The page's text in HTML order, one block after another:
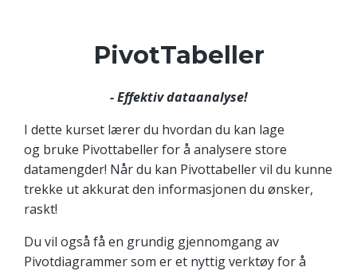
PivotTabeller
- Effektiv dataanalyse!
I dette kurset lærer du hvordan du kan lage
og bruke Pivottabeller for å analysere store
datamengder! Når du kan Pivottabeller vil du kunne
trekke ut akkurat den informasjonen du ønsker,
raskt!
Du vil også få en grundig gjennomgang av
Pivotdiagrammer som er et nyttig verktøy for å